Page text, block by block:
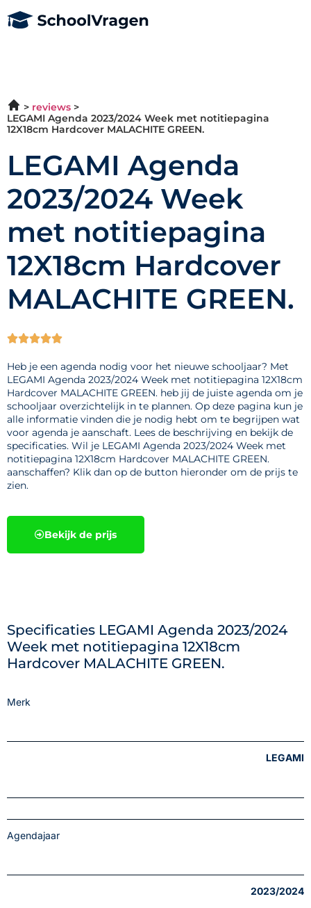
reviews
LEGAMI Agenda 2023/2024 Week met notitiepagina
12X18cm Hardcover MALACHITE GREEN.
LEGAMI Agenda
2023/2024 Week
met notitiepagina
12X18cm Hardcover
MALACHITE GREEN.

Heb je een agenda nodig voor het nieuwe schooljaar? Met
LEGAMI Agenda 2023/2024 Week met notitiepagina 12X18cm
Hardcover MALACHITE GREEN. heb jij de juiste agenda om je
schooljaar overzichtelijk in te plannen. Op deze pagina kun je
alle informatie vinden die je nodig hebt om te begrijpen wat
voor agenda je aanschaft. Lees de beschrijving en bekijk de
specificaties. Wil je LEGAMI Agenda 2023/2024 Week met
notitiepagina 12X18cm Hardcover MALACHITE GREEN.
aanschaffen? Klik dan op de button hieronder om de prijs te
zien.
Bekijk de prijs
Specificaties LEGAMI Agenda 2023/2024
Week met notitiepagina 12X18cm
Hardcover MALACHITE GREEN.
Merk
LEGAMI
Agendajaar
2023/2024